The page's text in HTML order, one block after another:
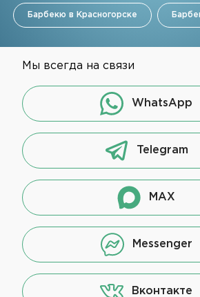
Барбекю в Красногорске
Мы всегда на связи
WhatsApp
Telegram
MAX
Messenger
Вконтакте